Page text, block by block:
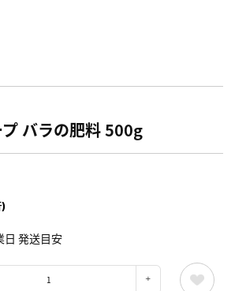
バラの肥料 500g
日 発送目安